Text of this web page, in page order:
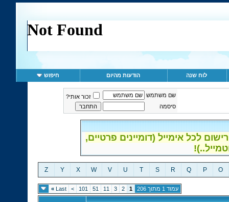
לוח שנה הודעות מהיום חיפוש
שם משתמש
זכור אותי?
סיסמה
לכל אימייל (דומיינים פרטיים,
O
P
Q
R
S
T
U
V
W
X
Y
Z
עמוד 1 מתוך 206 1
2
3
11
51
101
>
Last
»